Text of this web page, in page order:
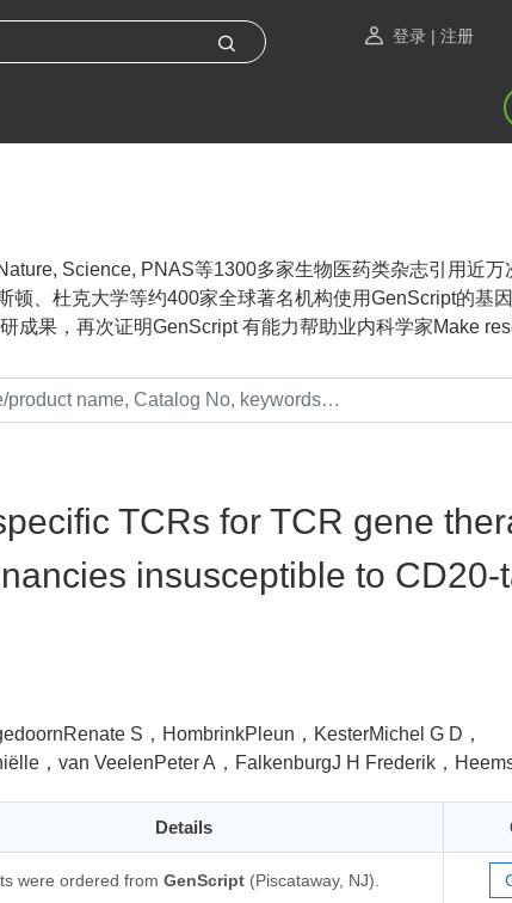
登录 | 注册
Science, PNAS等1300多家生物医药类杂志引用近万
顿、杜克大学等约400家全球著名机构使用GenScript的基
成果，再次证明GenScript 有能力帮助业内科学家Make
TCRs for TCR gene
insusceptible to CD20-
S，HombrinkPleun，KesterMichel G D，
，van VeelenPeter A，FalkenburgJ H Frederik，
Details
were ordered from GenScript (Piscataway, NJ).